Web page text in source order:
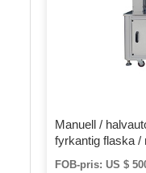
Manuell /
fyrkantig flaska /
FOB-pris: US $